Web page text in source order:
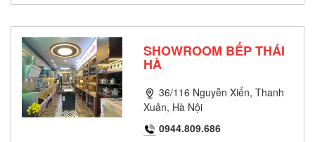
SHOWROOM BẾP THÁI
HÀ
36/116 Nguyễn Xiển, Thanh
Xuân, Hà Nội
0944.809.686